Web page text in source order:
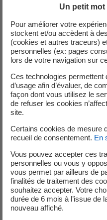
Depuis sa création en
l'électricité.
La Commission de
adopté via délibération du
période du 1er janvier au
Territorial de
stratégique identifie un
atteint à l’aide
réduction de la
7% de la consommation
arriver, des actions
secteur du bâtiment :
• La climatisation et la
• L’eau chaude sanitaire ;
Un petit
Pour améliorer votre
stockent et/ou accèdent à
(cookies et autres traceurs)
personnelles (ex: pages
lors de votre navigation sur
Ces technologies permettent
d’usage afin d’évaluer, de
façon dont vous utilisez le
de refuser les cookies
site.
Certains cookies de mesure
recueil de consentement. En
Vous pouvez accepter ces
personnelles ou vous y
vous permet par ailleurs de
finalités de traitement des
souhaitez accepter. Votre
durée de 6 mois à l’issue de
nouveau affiché.